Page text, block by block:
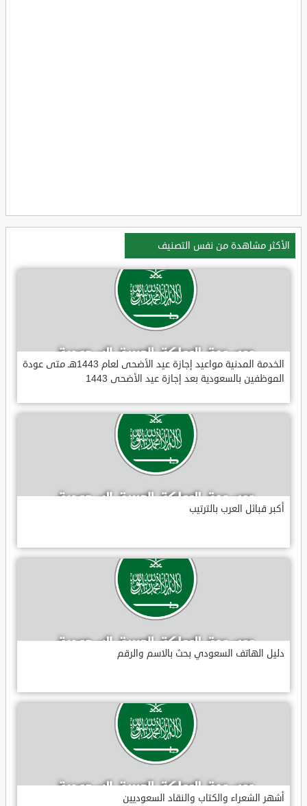
الأكثر مشاهدة من نفس التصنيف
الخدمة المدنية مواعيد إجازة عيد الأضحى لعام 1443هـ متى عودة
الموظفين بالسعودية بعد إجازة عيد الأضحى 1443
أكبر قبائل العرب بالترتيب
دليل الهاتف السعودي بحث بالاسم والرقم
أشهر الشعراء والكتاب والنقاد السعوديين